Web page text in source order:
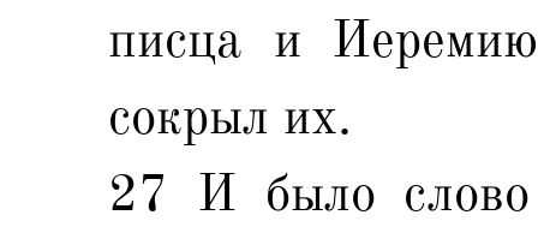
писца и
сокрыл их.
27 И было